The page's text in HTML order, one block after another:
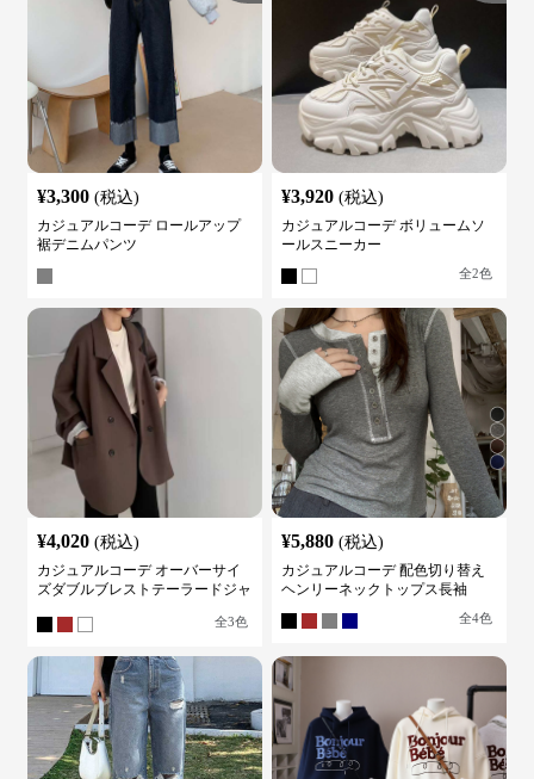
¥3,300 (税込)
カジュアルコーデ ロールアップ
裾デニムパンツ
¥3,920 (税込)
カジュアルコーデ ボリュームソ
ールスニーカー
全2色
¥4,020 (税込)
カジュアルコーデ オーバーサイ
ズダブルブレストテーラードジャ
全3色
¥5,880 (税込)
カジュアルコーデ 配色切り替え
ヘンリーネックトップス長袖
全4色